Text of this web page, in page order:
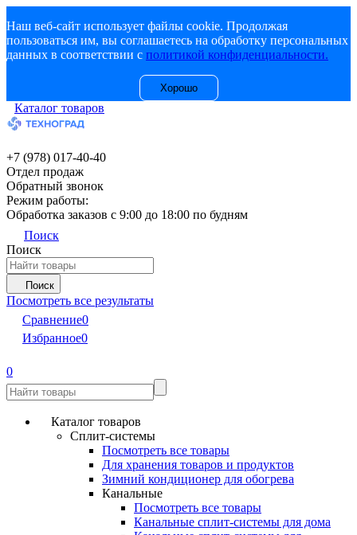
Наш веб-сайт использует файлы cookie. Продолжая
пользоваться им, вы соглашаетесь на обработку персональных
данных в соответствии с политикой конфиденциальности.
Хорошо
Каталог товаров
+7 (978) 017-40-40
Отдел продаж
Обратный звонок
Режим работы:
Обработка заказов с 9:00 до 18:00 по будням
Поиск
Поиск
Поиск
Посмотреть все результаты
Сравнение0
Избранное0
0
Каталог товаров
Сплит-системы
Посмотреть все товары
Для хранения товаров и продуктов
Зимний кондиционер для обогрева
Канальные
Посмотреть все товары
Канальные сплит-системы для дома